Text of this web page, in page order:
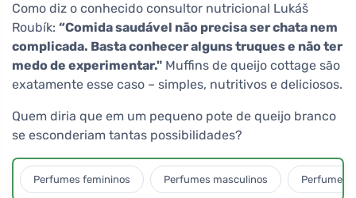
Como diz o conhecido consultor nutricional Lukáš
Roubík: “Comida saudável não precisa ser chata nem
complicada. Basta conhecer alguns truques e não ter
medo de experimentar." Muffins de queijo cottage são
exatamente esse caso – simples, nutritivos e deliciosos.
Quem diria que em um pequeno pote de queijo branco
se esconderiam tantas possibilidades?
Perfumes femininos Perfumes masculinos Perfumes